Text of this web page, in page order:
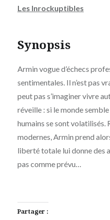
Les Inrockuptibles
Synopsis
Armin vogue d’échecs
sentimentales. Il n’est pas
peut pas s’imaginer vivre
réveille : si le monde
humains se sont volatilisés.
modernes, Armin prend
liberté totale lui donne des
pas comme prévu…
Partager :